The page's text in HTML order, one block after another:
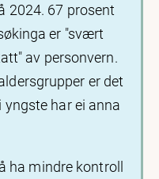
2024. 67 prosent
er "svært
av personvern.
er det
har ei anna
ha mindre kontroll